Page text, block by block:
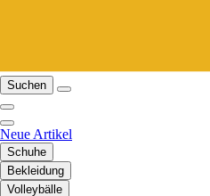
Suchen
Neue Artikel
Schuhe
Bekleidung
Volleybälle